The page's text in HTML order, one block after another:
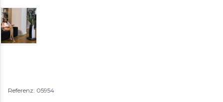
Referenz: 05954